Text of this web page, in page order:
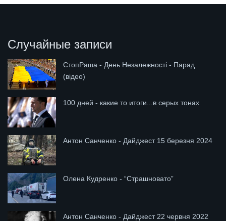
Случайные записи
СтопРаша - День Незалежності - Парад
(відео)
100 дней - какие то итоги...в серых тонах
Антон Санченко - Дайджест 15 березня 2024
Олена Кудренко - “Страшновато”
Антон Санченко - Дайджест 22 червня 2022